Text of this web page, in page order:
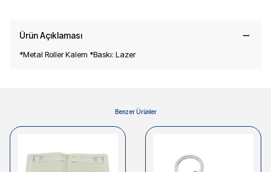
Ürün Açıklaması
*Metal Roller Kalem *Baskı: Lazer
Benzer Ürünler